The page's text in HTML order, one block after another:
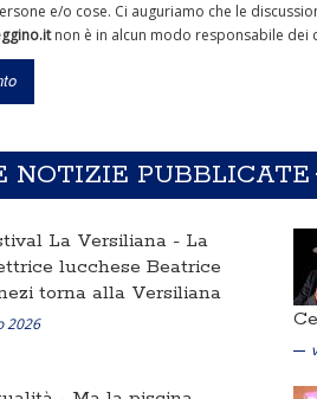
e/o cose. Ci auguriamo che le
non è in alcun modo responsabile dei
NOTIZIE PUBBLICATE
La Versiliana - La
lucchese Beatrice
torna alla Versiliana
2026